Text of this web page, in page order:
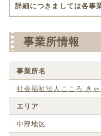
詳細につきましては各事
事業所情報
事業所名
社会福祉法人こころ きゃ
エリア
中部地区